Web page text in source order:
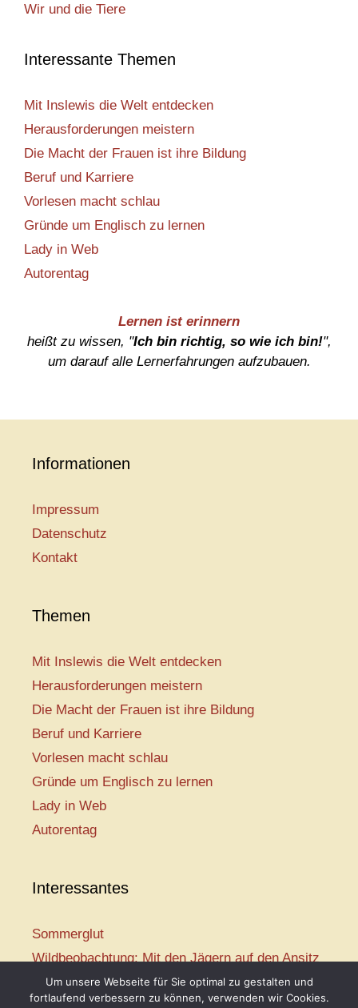
Wir und die Tiere
Interessante Themen
Mit Inslewis die Welt entdecken
Herausforderungen meistern
Die Macht der Frauen ist ihre Bildung
Beruf und Karriere
Vorlesen macht schlau
Gründe um Englisch zu lernen
Lady in Web
Autorentag
Lernen ist erinnern
heißt zu wissen, "Ich bin richtig, so wie ich bin!",
um darauf alle Lernerfahrungen aufzubauen.
Informationen
Impressum
Datenschutz
Kontakt
Themen
Mit Inslewis die Welt entdecken
Herausforderungen meistern
Die Macht der Frauen ist ihre Bildung
Beruf und Karriere
Vorlesen macht schlau
Gründe um Englisch zu lernen
Lady in Web
Autorentag
Interessantes
Sommerglut
Wildbeobachtung: Mit den Jägern auf den Ansitz
Mir ist so heiß
Um unsere Webseite für Sie optimal zu gestalten und
fortlaufend verbessern zu können, verwenden wir Cookies.